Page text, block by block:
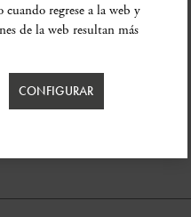
cuando regrese a la web y
de la web resultan más
CONFIGURAR